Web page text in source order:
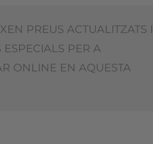
PREUS ACTUALITZATS I
ESPECIALS PER A
ONLINE EN AQUESTA